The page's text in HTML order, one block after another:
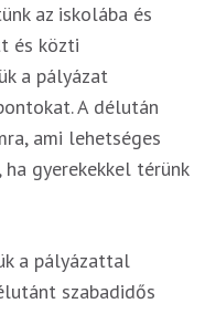
az iskolába és
és közti
a pályázat
A délután
ami lehetséges
gyerekekkel térünk
a pályázattal
szabadidős